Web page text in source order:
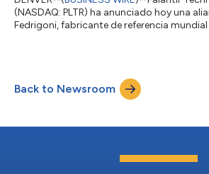
(NASDAQ: PLTR) ha anunciado hoy una
Fedrigoni, fabricante de referencia mundial
asociación estratégica tiene como
transformación digital de Fedrigoni al
capacidades avanzadas de IA y las
Back to Newsroom